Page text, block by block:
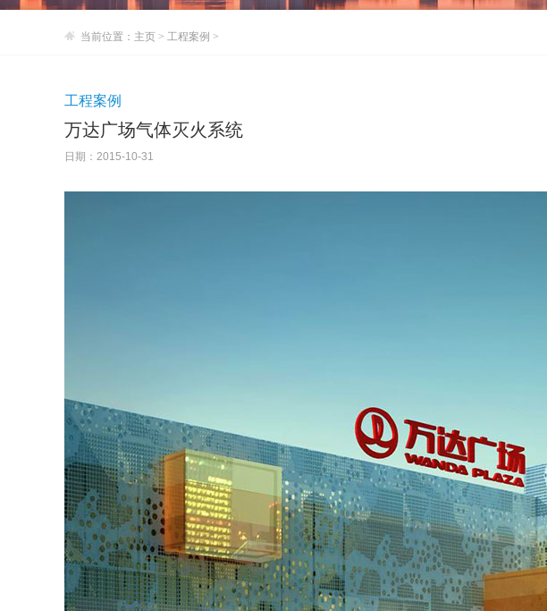
当前位置： 主页 > 工程案例 >
工程案例
万达广场气体灭火系统
日期：2015-10-31